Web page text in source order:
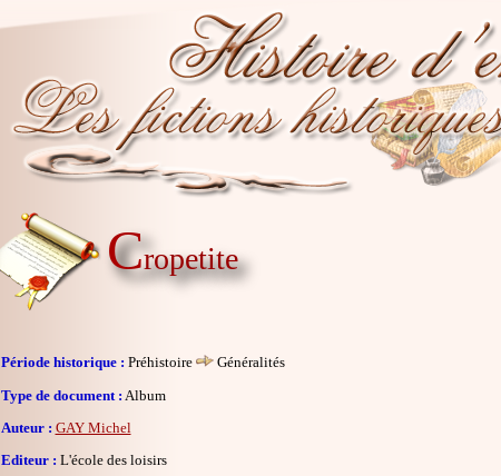
Cropetite
Période historique : Préhistoire
Généralités
Type de document : Album
Auteur : GAY Michel
Editeur : L'école des loisirs